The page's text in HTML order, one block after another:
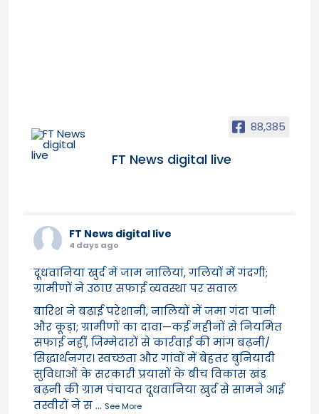
88,385
FT News digital live
FT News digital live
4 days ago
दूधवानिया खुर्द में जाम नालियां, गलियों में गंदगी;
ग्रामीणों ने उठाए सफाई व्यवस्था पर सवाल
बारिश ने बढ़ाई परेशानी, नालियों में जमा गंदा पानी
और कूड़ा; ग्रामीणों का दावा—कई महीनों से नियमित
सफाई नहीं, जिम्मेदारों से कार्रवाई की मांग बढ़नी/
सिद्धार्थनगर। स्वच्छता और गांवों में बेहतर बुनियादी
सुविधाओं के सरकारी प्रयासों के बीच विकास खंड
बढ़नी की ग्राम पंचायत दूधवानिया खुर्द से सामने आई
तस्वीरों ने स... See More